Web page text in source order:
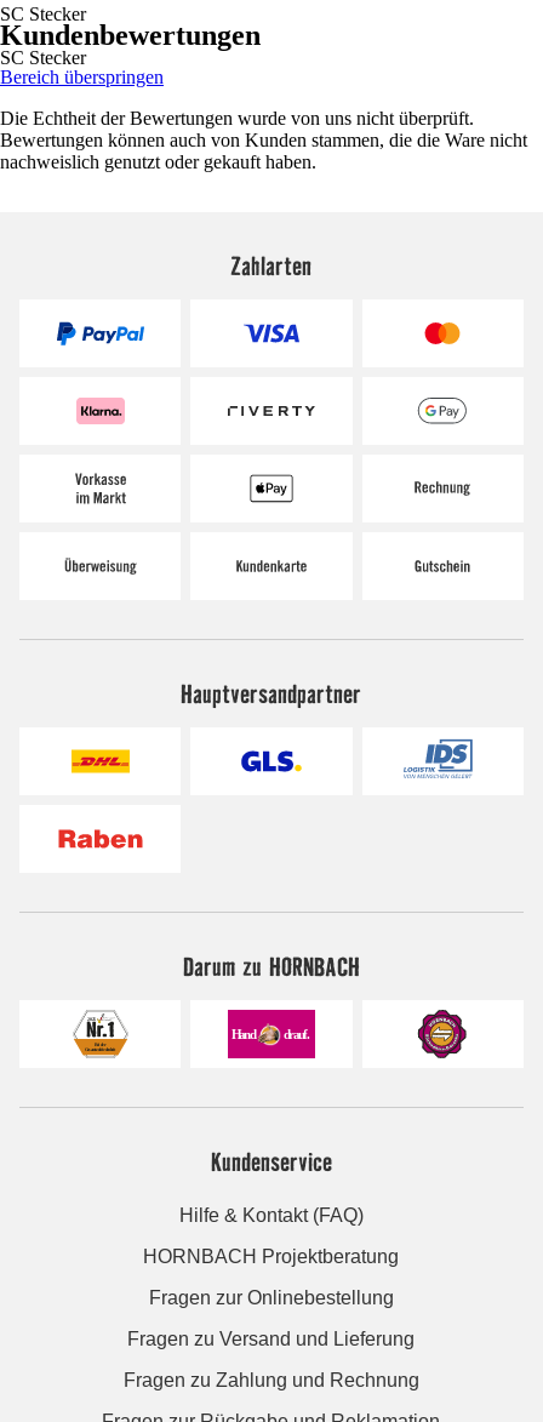
SC Stecker
SC Stecker
Kundenbewertungen
Bereich überspringen
Die Echtheit der Bewertungen wurde von uns nicht überprüft.
Bewertungen können auch von Kunden stammen, die die Ware nicht
nachweislich genutzt oder gekauft haben.
Zahlarten
Hauptversandpartner
Darum zu HORNBACH
Kundenservice
Hilfe & Kontakt (FAQ)
HORNBACH Projektberatung
Fragen zur Onlinebestellung
Fragen zu Versand und Lieferung
Fragen zu Zahlung und Rechnung